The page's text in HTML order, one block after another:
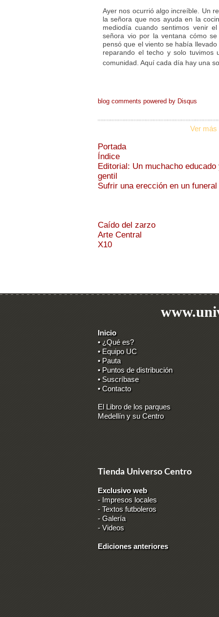
Ayer nos ocurrió algo increíble. Un
la señora que nos ayuda en la
mediodía cuando sentimos venir
señora vio por la ventana cómo
pensó que el viento se había
reparando el techo y solo tuvimos
comunidad. Aquí cada día hay una
blog comments powered by Disqus
Ver más
Portada
Índice
Editorial: Un muchacho educado
gentil
Sufrir una erección en un funeral
Caído del zarzo
Arte Central
X10
Inicio
• ¿Qué es?
• Equipo UC
• Pauta
• Puntos de distribución
• Suscríbase
• Contacto
El Libro de los parques
Medellín y su Centro
Tienda Universo Centro
Exclusivo web
- Impresos locales
- Textos futboleros
-Galería
-Videos
Ediciones anteriores